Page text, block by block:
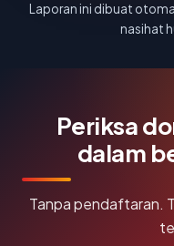
Laporan ini dibuat
nasihat
Periksa
dalam
Tanpa pendaftaran.